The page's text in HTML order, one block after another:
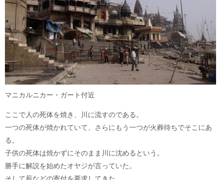
マニカルニカー・ガート付近
ここで人の死体を焼き、川に流すのである。
一つの死体が焼かれていて、さらにもう一つが火葬待ちでそこにあ
る。
子供の死体は焼かずにそのまま川に沈めるという。
勝手に解説を始めたオヤジが言っていた。